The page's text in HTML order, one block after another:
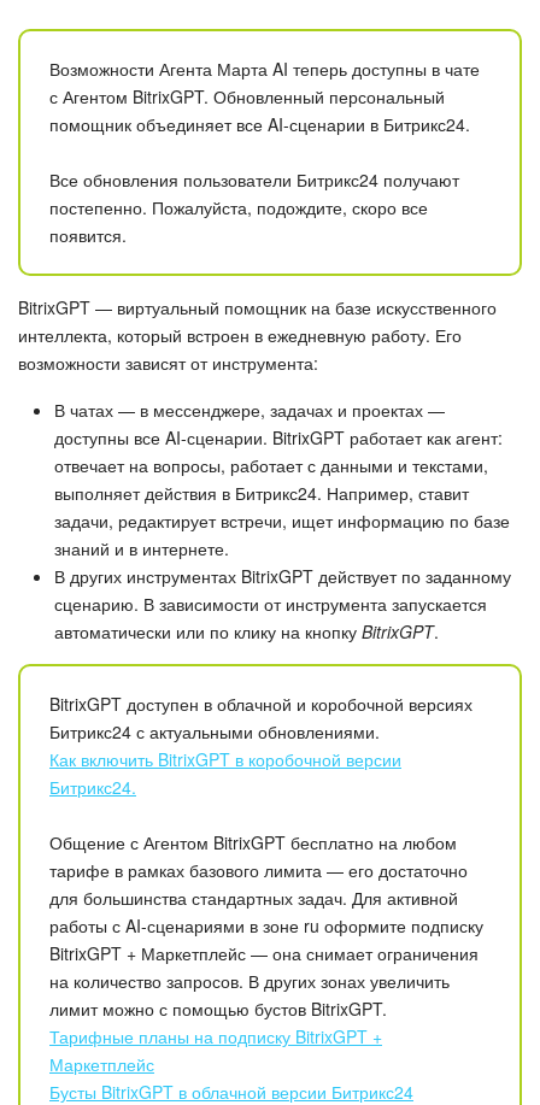
Тарифы и оплата
С чего начать
AI в Битрикс24
Вайбкод
Лента Новостей
Задачи
Проекты AI
Мессенджер
Календарь
Диск
База знаний
Сайты
Интернет-магазин
Складской учет
Почта
CRM
Онлайн-запись
КЭДО
Возможности Агента Марта AI теперь доступны в чате
с Агентом BitrixGPT. Обновленный персональный
помощник объединяет все AI-сценарии в Битрикс24.
Все обновления пользователи Битрикс24 получают
постепенно. Пожалуйста, подождите, скоро все
появится.
BitrixGPT — виртуальный помощник на базе искусственного
интеллекта, который встроен в ежедневную работу. Его
возможности зависят от инструмента:
В чатах — в мессенджере, задачах и проектах —
доступны все AI-сценарии. BitrixGPT работает как агент:
отвечает на вопросы, работает с данными и текстами,
выполняет действия в Битрикс24. Например, ставит
задачи, редактирует встречи, ищет информацию по базе
знаний и в интернете.
В других инструментах BitrixGPT действует по заданному
сценарию. В зависимости от инструмента запускается
автоматически или по клику на кнопку BitrixGPT.
BitrixGPT доступен в облачной и коробочной версиях
Битрикс24 с актуальными обновлениями.
Как включить BitrixGPT в коробочной версии
Битрикс24.
Общение с Агентом BitrixGPT бесплатно на любом
тарифе в рамках базового лимита — его достаточно
для большинства стандартных задач. Для активной
работы с AI-сценариями в зоне ru оформите подписку
BitrixGPT + Маркетплейс — она снимает ограничения
на количество запросов. В других зонах увеличить
лимит можно с помощью бустов BitrixGPT.
Тарифные планы на подписку BitrixGPT +
Маркетплейс
Бусты BitrixGPT в облачной версии Битрикс24